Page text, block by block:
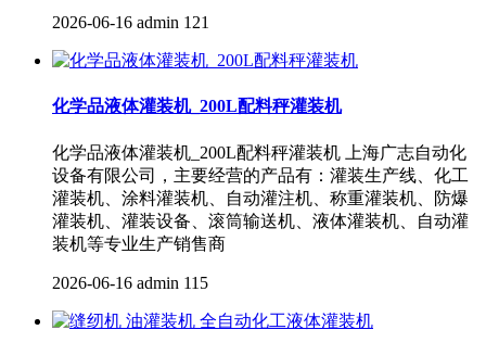
2026-06-16 admin 121
化学品液体灌装机_200L配料秤灌装机
化学品液体灌装机_200L配料秤灌装机 上海广志自动化
设备有限公司，主要经营的产品有：灌装生产线、化工
灌装机、涂料灌装机、自动灌注机、称重灌装机、防爆
灌装机、灌装设备、滚筒输送机、液体灌装机、自动灌
装机等专业生产销售商
2026-06-16 admin 115